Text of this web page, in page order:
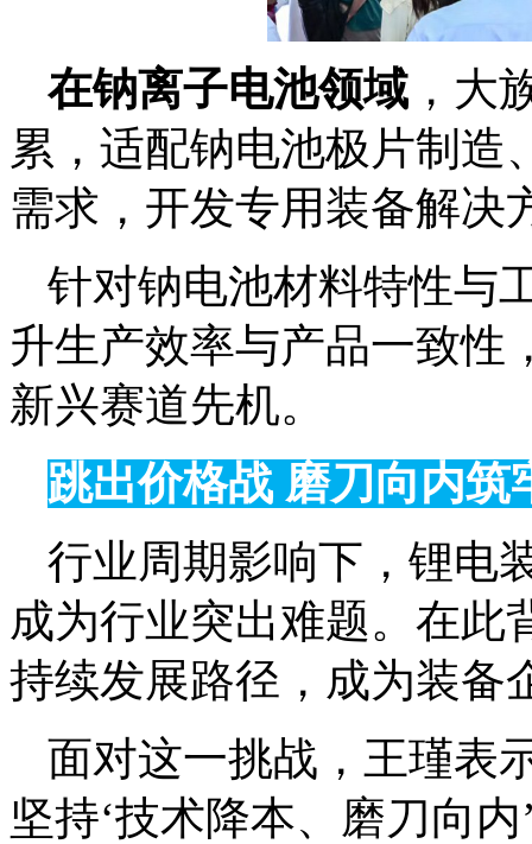
在钠离子电池领域 ，大
累，适配钠电池极片制造
需求，开发专用装备解决
针对钠电池材料特性与
升生产效率与产品一致性
新兴赛道先机。
跳出价格战 磨刀向内筑
行业周期影响下，锂电
成为行业突出难题。在此
持续发展路径，成为装备
面对这一挑战，王瑾表
坚持‘技术降本、磨刀向